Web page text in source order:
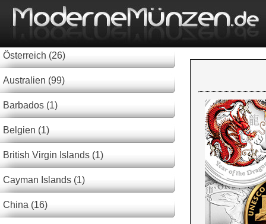
Österreich (26)
Australien (99)
Barbados (1)
Belgien (1)
British Virgin Islands (1)
Cayman Islands (1)
China (16)